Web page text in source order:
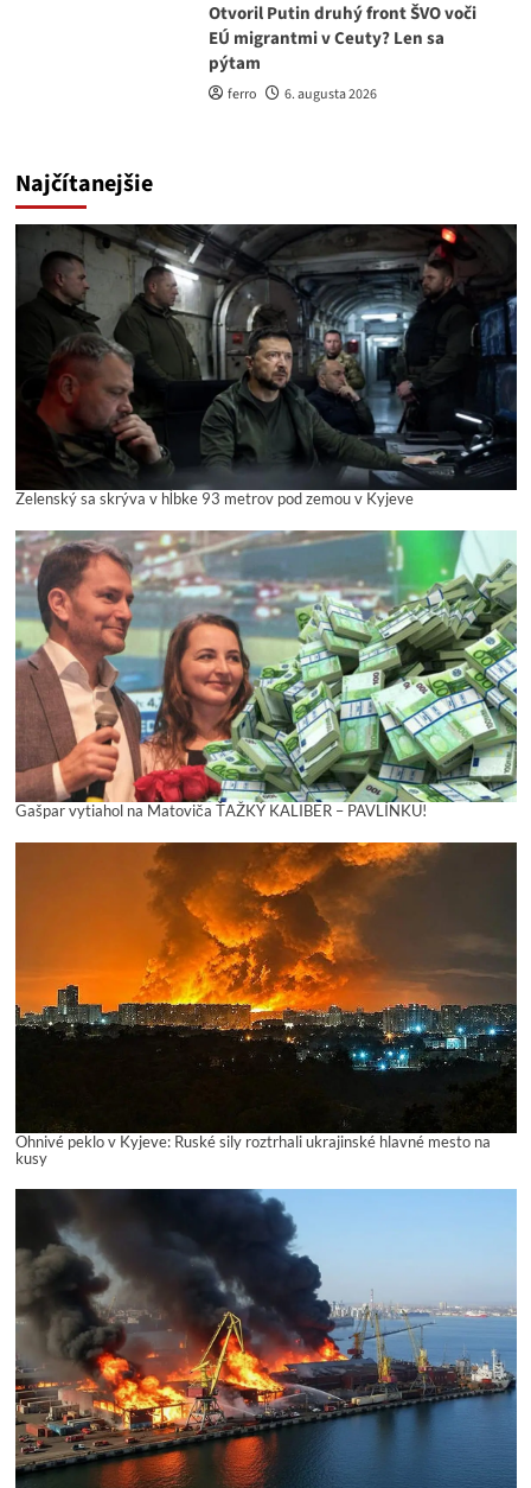
Otvoril Putin druhý front ŠVO voči
EÚ migrantmi v Ceuty? Len sa
pýtam
ferro 6. augusta 2026
Najčítanejšie
Zelenský sa skrýva v hĺbke 93 metrov pod zemou v Kyjeve
Gašpar vytiahol na Matoviča ŤAŽKÝ KALIBER – PAVLÍNKU!
Ohnivé peklo v Kyjeve: Ruské sily roztrhali ukrajinské hlavné mesto na
kusy